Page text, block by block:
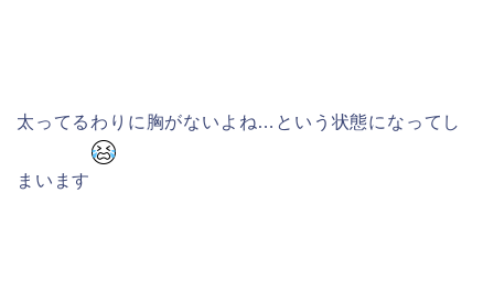
太ってるわりに胸がないよね…という状態になってし
まいます